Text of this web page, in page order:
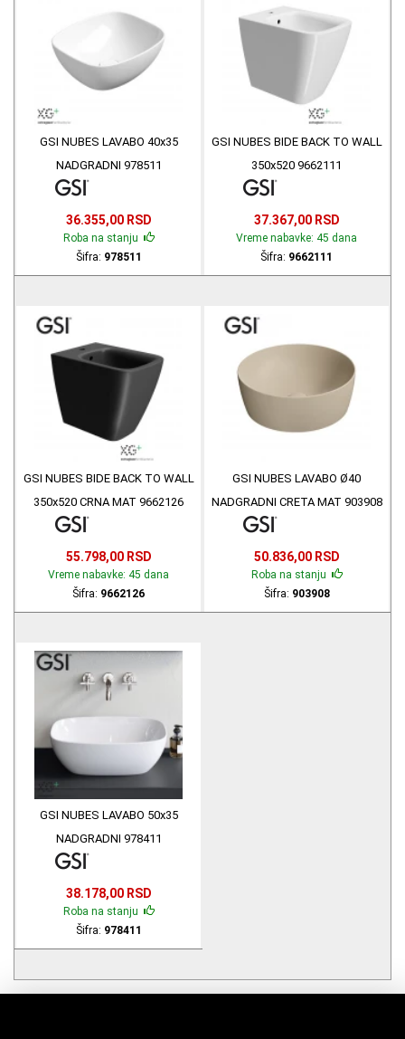
GSI NUBES LAVABO 40x35
NADGRADNI 978511
36.355,00 RSD
Roba na stanju
Šifra: 978511
GSI NUBES BIDE BACK TO WALL
350x520 9662111
37.367,00 RSD
Vreme nabavke: 45 dana
Šifra: 9662111
GSI NUBES BIDE BACK TO WALL
350x520 CRNA MAT 9662126
55.798,00 RSD
Vreme nabavke: 45 dana
Šifra: 9662126
GSI NUBES LAVABO Ø40
NADGRADNI CRETA MAT 903908
50.836,00 RSD
Roba na stanju
Šifra: 903908
GSI NUBES LAVABO 50x35
NADGRADNI 978411
38.178,00 RSD
Roba na stanju
Šifra: 978411